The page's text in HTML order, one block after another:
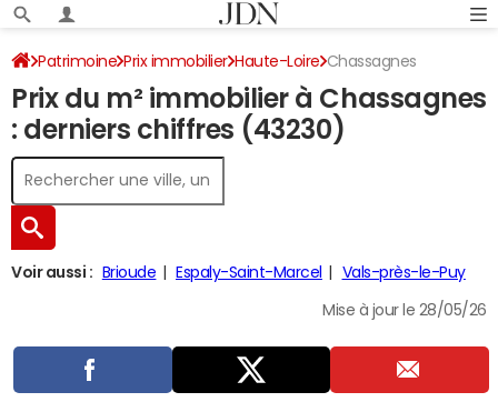
Patrimoine Prix immobilier Haute-Loire Chassagnes
Prix du m² immobilier à Chassagnes
: derniers chiffres (43230)
Voir aussi : Brioude Espaly-Saint-Marcel Vals-près-le-Puy
Mise à jour le 28/05/26